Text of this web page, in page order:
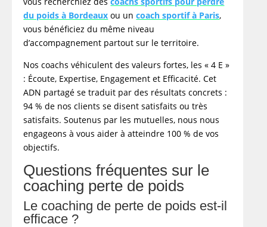
du poids à Bordeaux ou uncoach sportif à Paris,
vous bénéficiez du même niveau
d’accompagnement partout sur le territoire.
Nos coachs véhiculent des valeurs fortes, les « 4 E »
: Écoute, Expertise, Engagement et Efficacité. Cet
ADN partagé se traduit par des résultats concrets :
94 % de nos clients se disent satisfaits ou très
satisfaits. Soutenus par les mutuelles, nous nous
engageons à vous aider à atteindre 100 % de vos
objectifs.
Questions fréquentes sur le
coaching perte de poids
Le coaching de perte de poids est-il
efficace ?